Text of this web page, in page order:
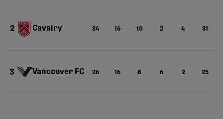
2 Cavalry 34 16 10 2 4 31
3 Vancouver FC 26 16 8 6 2 25